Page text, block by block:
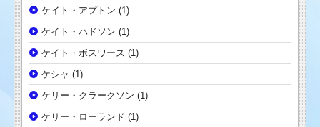
ケイト・アプトン (1)
ケイト・ハドソン (1)
ケイト・ボスワース (1)
ケシャ (1)
ケリー・クラークソン (1)
ケリー・ローランド (1)